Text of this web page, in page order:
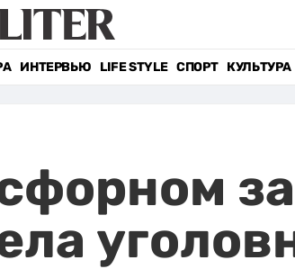
ИНТЕРВЬЮ LIFE STYLE СПОРТ КУЛЬТУРА